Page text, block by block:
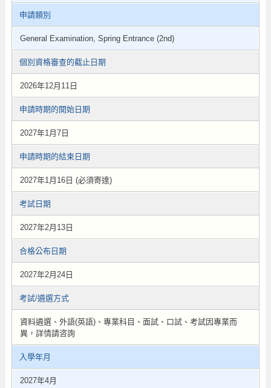
申請類別
General Examination, Spring Entrance (2nd)
個別資格審查的截止日期
2026年12月11日
申請時期的開始日期
2027年1月7日
申請時期的結束日期
2027年1月16日 (必須寄達)
考試日期
2027年2月13日
合格公布日期
2027年2月24日
考試/遴選方式
資料遴選、外語(英語)、專業科目、面試、口試、考試因專業而
異，詳情請咨詢
入學年月
2027年4月